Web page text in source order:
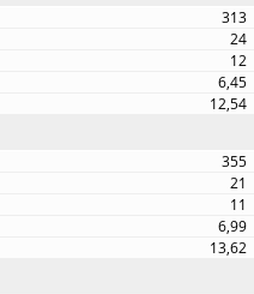
313
24
12
6,45
12,54
355
21
11
6,99
13,62